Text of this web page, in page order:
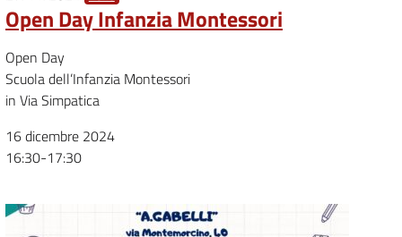
Open Day Infanzia Montessori
Open Day
Scuola dell’Infanzia Montessori
in Via Simpatica
16 dicembre 2024
16:30-17:30